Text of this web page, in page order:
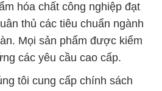
hóa chất công nghiệp đạt
thủ các tiêu chuẩn ngành
Mọi sản phẩm được kiểm
các yêu cầu cao cấp.
tôi cung cấp chính sách